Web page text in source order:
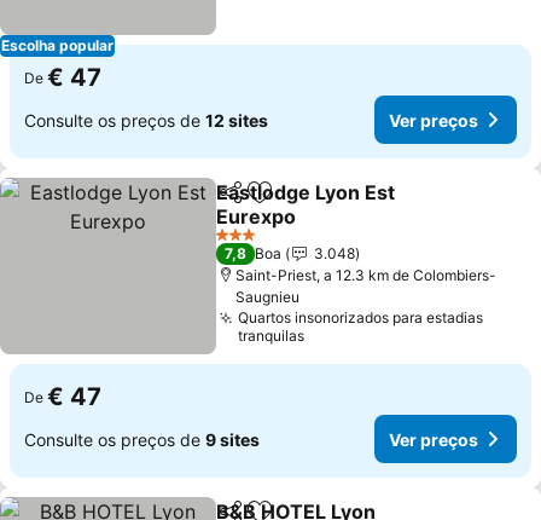
Escolha popular
De € 47
Consulte os preços de 12 sites Ver preços
PartilharAdicionar aos favoritos
Eastlodge Lyon Est
Eurexpo
3 Estrelas
7,8 Boa
3.048
Saint-Priest, a 12.3 km de Colombiers-
Saugnieu
Quartos insonorizados para estadias
tranquilas
De € 47
Consulte os preços de 9 sites Ver preços
B&B HOTEL Lyon